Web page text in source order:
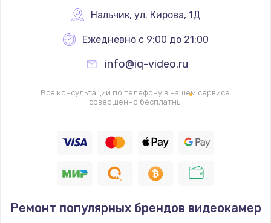
Нальчик, ул. Кирова, 1Д
Ежедневно с 9:00 до 21:00
info@iq-video.ru
Все консультации по телефону в нашем сервисе
совершенно бесплатны
Ремонт популярных брендов видеокамер